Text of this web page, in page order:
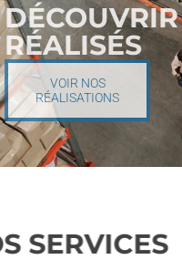
RÉALISÉS
VOIR NOS
RÉALISATIONS
NOS